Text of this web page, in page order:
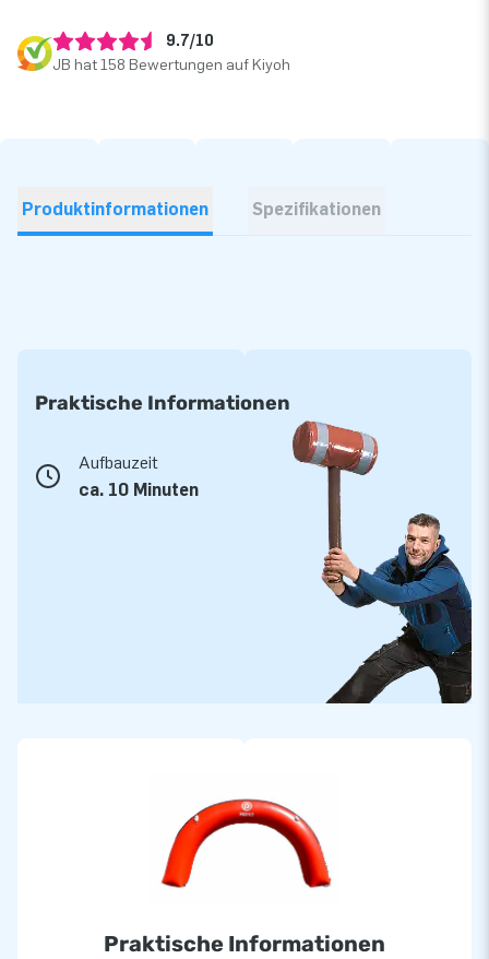
9.7/10
JB hat 158 Bewertungen auf Kiyoh
Produktinformationen Spezifikationen
Praktische Informationen
Aufbauzeit
ca. 10 Minuten
Praktische Informationen